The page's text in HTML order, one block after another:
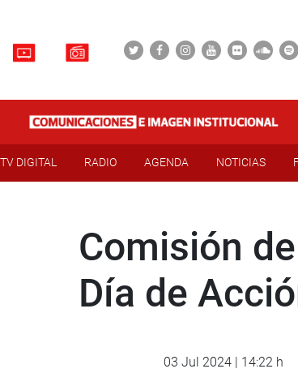
TV DIGITAL RADIO AGENDA NOTICIAS
Comisión
Día de
03 Jul 2024 | 14:22 h